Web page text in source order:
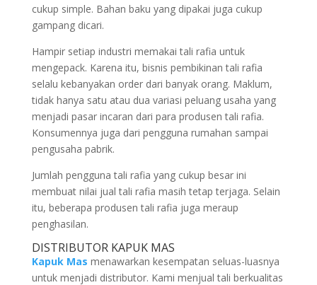
cukup simple. Bahan baku yang dipakai juga cukup
gampang dicari.
Hampir setiap industri memakai tali rafia untuk
mengepack. Karena itu, bisnis pembikinan tali rafia
selalu kebanyakan order dari banyak orang. Maklum,
tidak hanya satu atau dua variasi peluang usaha yang
menjadi pasar incaran dari para produsen tali rafia.
Konsumennya juga dari pengguna rumahan sampai
pengusaha pabrik.
Jumlah pengguna tali rafia yang cukup besar ini
membuat nilai jual tali rafia masih tetap terjaga. Selain
itu, beberapa produsen tali rafia juga meraup
penghasilan.
DISTRIBUTOR KAPUK MAS
Kapuk Mas menawarkan kesempatan seluas-luasnya
untuk menjadi distributor. Kami menjual tali berkualitas